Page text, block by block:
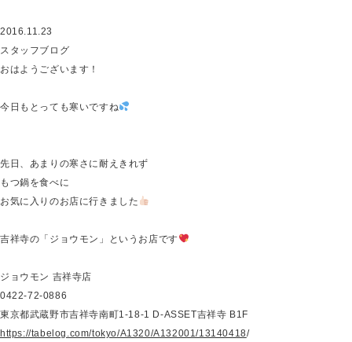
2016.11.23
スタッフブログ
おはようございます！
今日もとっても寒いですね
先日、あまりの寒さに耐えきれず
もつ鍋を食べに
お気に入りのお店に行きました
吉祥寺の「ジョウモン」というお店です
ジョウモン 吉祥寺店
0422-72-0886
東京都武蔵野市吉祥寺南町1-18-1 D-ASSET吉祥寺 B1F
https://tabelog.com/tokyo/A1320/A132001/13140418/